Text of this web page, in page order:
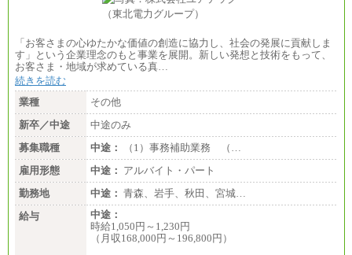
「お客さまの心ゆたかな価値の創造に協力し、社会の発展に貢献しま
す」という企業理念のもと事業を展開。新しい発想と技術をもって、
お客さま・地域が求めている真…
続きを読む
業種
その他
新卒／中途
中途のみ
募集職種
中途：
（1）事務補助業務 （…
雇用形態
中途： アルバイト・パート
勤務地
中途： 青森、岩手、秋田、宮城…
給与
中途：
時給1,050円～1,230円
（月収168,000円～196,800円）